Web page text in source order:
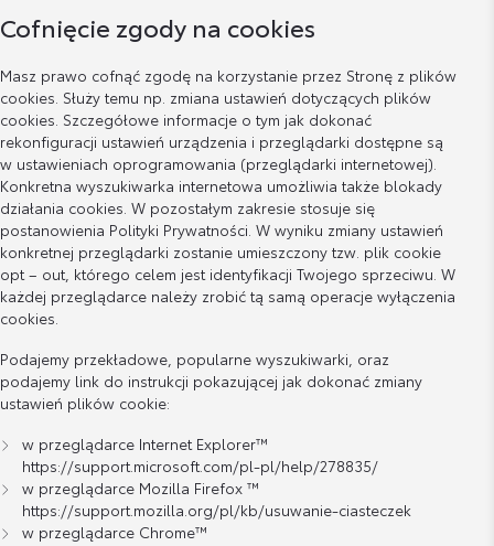
Cofnięcie zgody na cookies
Masz prawo cofnąć zgodę na korzystanie przez Stronę z plików
cookies. Służy temu np. zmiana ustawień dotyczących plików
cookies. Szczegółowe informacje o tym jak dokonać
rekonfiguracji ustawień urządzenia i przeglądarki dostępne są
w ustawieniach oprogramowania (przeglądarki internetowej).
Konkretna wyszukiwarka internetowa umożliwia także blokady
działania cookies. W pozostałym zakresie stosuje się
postanowienia Polityki Prywatności. W wyniku zmiany ustawień
konkretnej przeglądarki zostanie umieszczony tzw. plik cookie
opt – out, którego celem jest identyfikacji Twojego sprzeciwu. W
każdej przeglądarce należy zrobić tą samą operacje wyłączenia
cookies.
Podajemy przekładowe, popularne wyszukiwarki, oraz
podajemy link do instrukcji pokazującej jak dokonać zmiany
ustawień plików cookie:
w przeglądarce Internet Explorer™
https://support.microsoft.com/pl-pl/help/278835/
w przeglądarce Mozilla Firefox ™
https://support.mozilla.org/pl/kb/usuwanie-ciasteczek
w przeglądarce Chrome™